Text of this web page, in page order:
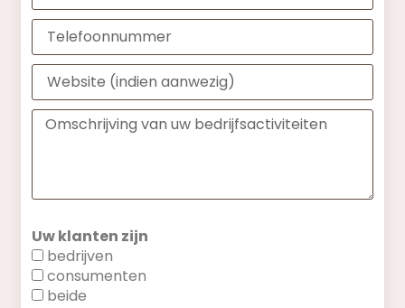
Uw klanten zijn
bedrijven
consumenten
beide